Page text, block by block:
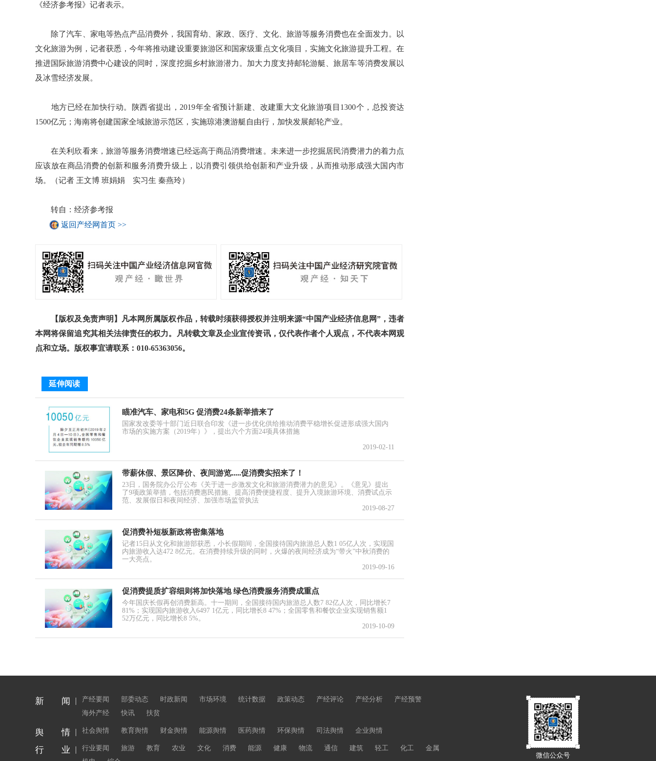
《经济参考报》记者表示。
除了汽车、家电等热点产品消费外，我国育幼、家政、医疗、文化、旅游等服务消费也在全面发力。以
文化旅游为例，记者获悉，今年将推动建设重要旅游区和国家级重点文化项目，实施文化旅游提升工程。在
推进国际旅游消费中心建设的同时，深度挖掘乡村旅游潜力。加大力度支持邮轮游艇、旅居车等消费发展以
及冰雪经济发展。
地方已经在加快行动。陕西省提出，2019年全省预计新建、改建重大文化旅游项目1300个，总投资达
1500亿元；海南将创建国家全域旅游示范区，实施琼港澳游艇自由行，加快发展邮轮产业。
在关利欣看来，旅游等服务消费增速已经远高于商品消费增速。未来进一步挖掘居民消费潜力的着力点
应该放在商品消费的创新和服务消费升级上，以消费引领供给创新和产业升级，从而推动形成强大国内市
场。（记者 王文博 班娟娟 实习生 秦燕玲）
转自：经济参考报
返回产经网首页 >>
【版权及免责声明】凡本网所属版权作品，转载时须获得授权并注明来源“中国产业经济信息网”，违者
本网将保留追究其相关法律责任的权力。凡转载文章及企业宣传资讯，仅代表作者个人观点，不代表本网观
点和立场。版权事宜请联系：010-65363056。
延伸阅读
瞄准汽车、家电和5G 促消费24条新举措来了
国家发改委等十部门近日联合印发《进一步优化供给推动消费平稳增长促进形成强大国内
市场的实施方案（2019年）》，提出六个方面24项具体措施
2019-02-11
带薪休假、景区降价、夜间游览.....促消费实招来了！
23日，国务院办公厅公布《关于进一步激发文化和旅游消费潜力的意见》。《意见》提出
了9项政策举措，包括消费惠民措施、提高消费便捷程度、提升入境旅游环境、消费试点示
范、发展假日和夜间经济、加强市场监管执法
2019-08-27
促消费补短板新政将密集落地
记者15日从文化和旅游部获悉，小长假期间，全国接待国内旅游总人数1 05亿人次，实现国
内旅游收入达472 8亿元。在消费持续升级的同时，火爆的夜间经济成为“带火”中秋消费的
一大亮点。
2019-09-16
促消费提质扩容细则将加快落地 绿色消费服务消费成重点
今年国庆长假再创消费新高。十一期间，全国接待国内旅游总人数7 82亿人次，同比增长7
81%；实现国内旅游收入6497 1亿元，同比增长8 47%；全国零售和餐饮企业实现销售额1
52万亿元，同比增长8 5%。
2019-10-09
微信公众号
新 闻 产经要闻 部委动态 时政新闻 市场环境 统计数据 政策动态 产经评论 产经分析
产经预警
海外产经
快讯 扶贫
舆 情 社会舆情 教育舆情 财金舆情 能源舆情 医药舆情 环保舆情 司法舆情 企业舆情
行 业 行业要闻 旅游 教育 农业 文化 消费 能源 健康 物流 通信 建筑 轻工 化工
金属